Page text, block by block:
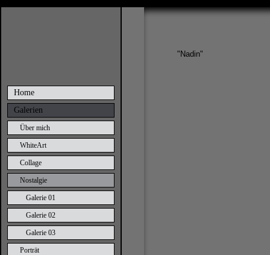
Home
Galerien
Über mich
WhiteArt
Collage
Nostalgie
Galerie 01
Galerie 02
Galerie 03
Porträt
"Nadin"